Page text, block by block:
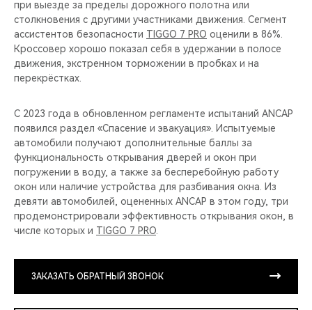
при выезде за пределы дорожного полотна или
столкновения с другими участниками движения. Сегмент
ассистентов безопасности TIGGO 7 PRO оценили в 86%.
Кроссовер хорошо показал себя в удержании в полосе
движения, экстренном торможении в пробках и на
перекрёстках.
С 2023 года в обновленном регламенте испытаний ANCAP
появился раздел «Спасение и эвакуация». Испытуемые
автомобили получают дополнительные баллы за
функциональность открывания дверей и окон при
погружении в воду, а также за бесперебойную работу
окон или наличие устройства для разбивания окна. Из
девяти автомобилей, оцененных ANCAP в этом году, три
продемонстрировали эффективность открывания окон, в
числе которых и TIGGO 7 PRO
ЗАКАЗАТЬ ОБРАТНЫЙ ЗВОНОК